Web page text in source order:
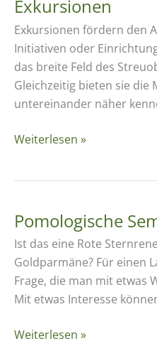
Exkursionen
Exkursionen fördern den
Initiativen oder
das breite Feld des
Gleichzeitig bieten sie die
untereinander näher
Exkursionen
Weiterlesen »
Pomologische
Ist das eine Rote
Goldparmäne? Für einen
Frage, die man mit etwas
Mit etwas Interesse
Pomologische
Weiterlesen »